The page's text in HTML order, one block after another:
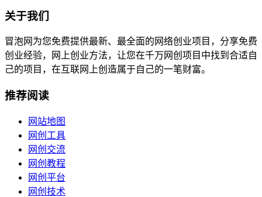
关于我们
冒泡网为您免费提供最新、最全面的网络创业项目，分享免费
创业经验，网上创业方法，让您在千万网创项目中找到合适自
己的项目，在互联网上创造属于自己的一笔财富。
推荐阅读
网站地图
网创工具
网创交流
网创教程
网创平台
网创技术